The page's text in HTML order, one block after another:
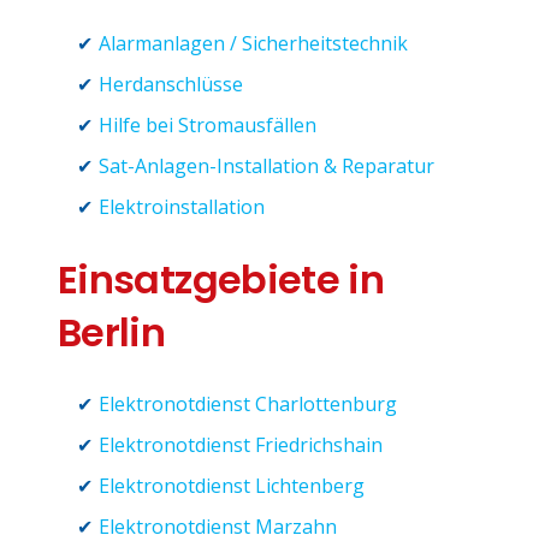
Alarmanlagen / Sicherheitstechnik
Herdanschlüsse
Hilfe bei Stromausfällen
Sat-Anlagen-Installation & Reparatur
Elektroinstallation
Einsatzgebiete in
Berlin
Elektronotdienst Charlottenburg
Elektronotdienst Friedrichshain
Elektronotdienst Lichtenberg
Elektronotdienst Marzahn